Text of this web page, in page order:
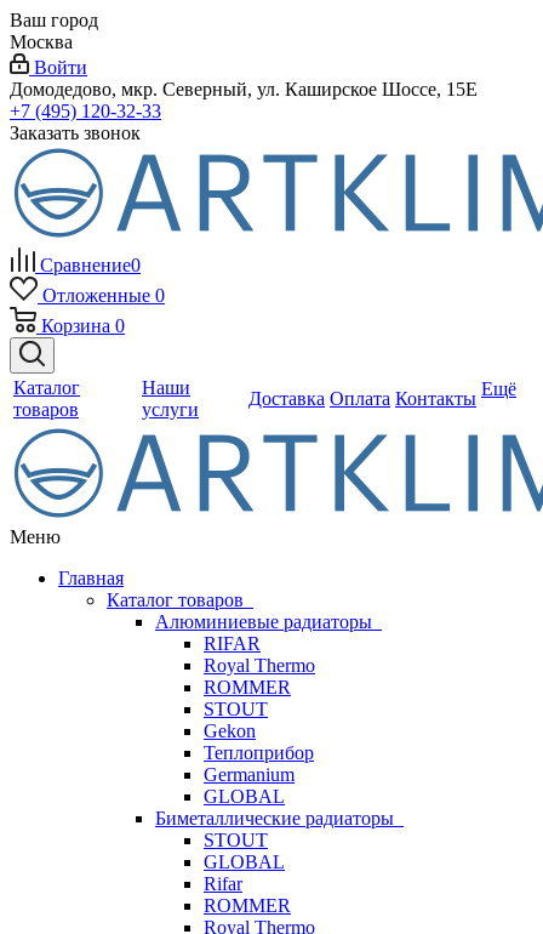
Ваш город
Москва
Войти
Домодедово, мкр. Северный, ул. Каширское Шоссе, 15Е
+7 (495) 120-32-33
Заказать звонок
Сравнение0
Отложенные 0
Корзина 0
Каталог
товаров
Наши
услуги
Доставка Оплата Контакты Ещё
Меню
Главная
Каталог товаров
Алюминиевые радиаторы
RIFAR
Royal Thermo
ROMMER
STOUT
Gekon
Теплоприбор
Germanium
GLOBAL
Биметаллические радиаторы
STOUT
GLOBAL
Rifar
ROMMER
Royal Thermo